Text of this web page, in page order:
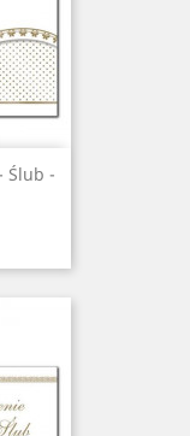
Ślub -